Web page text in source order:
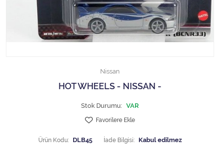
1/18 NOREV
1/18 Otto Models
Nissan
HOT WHEELS - NISSAN -
Stok Durumu: VAR
Favorilere Ekle
Ürün Kodu: DLB45 İade Bilgisi: